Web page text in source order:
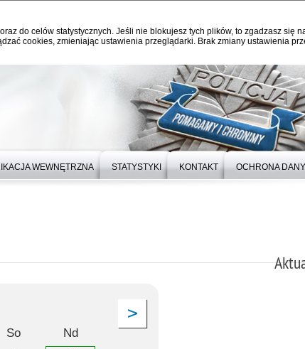
do celów statystycznych. Jeśli nie blokujesz tych plików, to zgadzasz się
cookies, zmieniając ustawienia przeglądarki. Brak zmiany ustawienia
WEWNĘTRZNA STATYSTYKI KONTAKT OCHRONA
So
Nd